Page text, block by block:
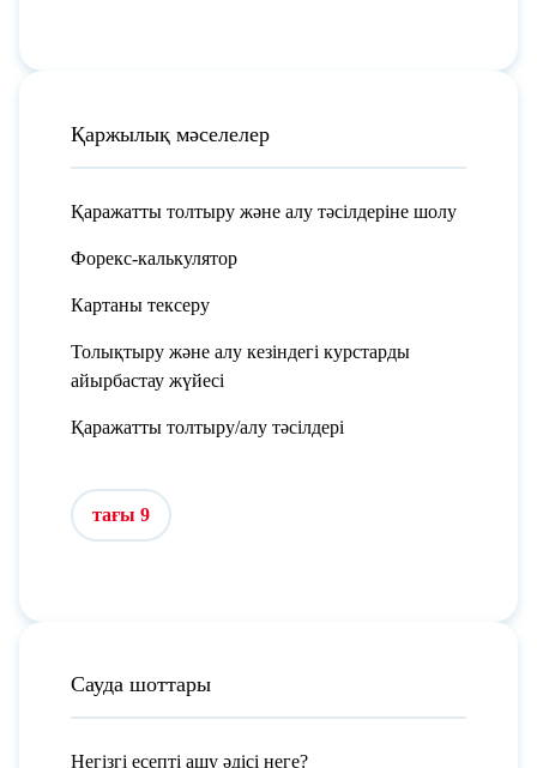
Қаржылық мәселелер
Қаражатты толтыру және алу тәсілдеріне шолу
Форекс-калькулятор
Картаны тексеру
Толықтыру және алу кезіндегі курстарды
айырбастау жүйесі
Қаражатты толтыру/алу тәсілдері
тағы 9
Сауда шоттары
Негізгі есепті ашу әдісі неге?